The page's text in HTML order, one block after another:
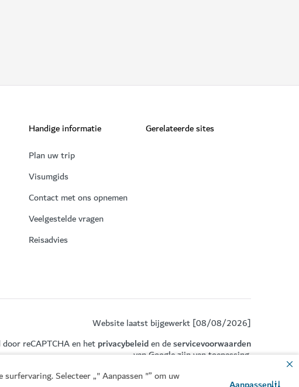
Selecteer „" Aanpassen "” om uw
Handige informatie
Plan uw trip
Visumgids
Contact met ons opnemen
Veelgestelde vragen
Reisadvies
Gerelateerde sites
Website laatst bijgewerkt [08/08/2026]
reCAPTCHA en hetprivacybeleiden deservicevoorwaarden
van Google zijn van toepassing.